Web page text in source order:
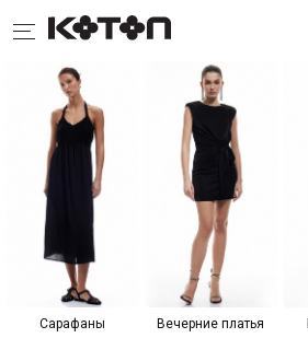
Сарафаны Вечерние платья